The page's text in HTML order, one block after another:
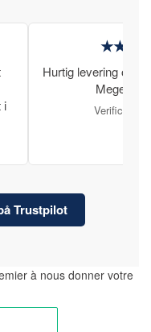
i
Hurtig levering og
Meget
Verificeret
Trustpilot
à nous donner votre